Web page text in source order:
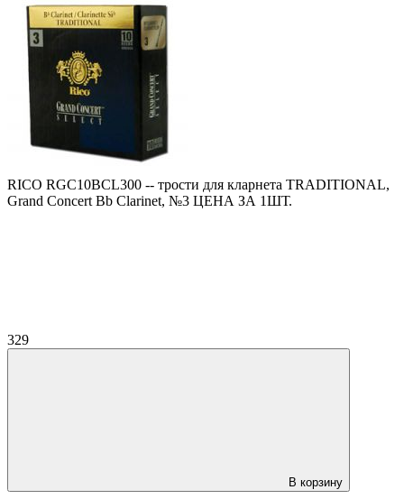
RICO RGC10BCL300 -- трости для кларнета TRADITIONAL,
Grand Concert Bb Clarinet, №3 ЦЕНА ЗА 1ШТ.
329
В корзину